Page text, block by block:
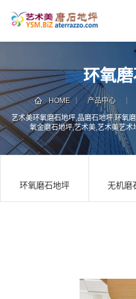
页
分
类
联
系
我
们
电
话
咨
询
环氧
HOME 产品中心
艺术美环氧磨石地坪,晶磨石地坪,环氧
氧金磨石地坪,艺术美,艺术美艺
环氧磨石地坪 无机磨